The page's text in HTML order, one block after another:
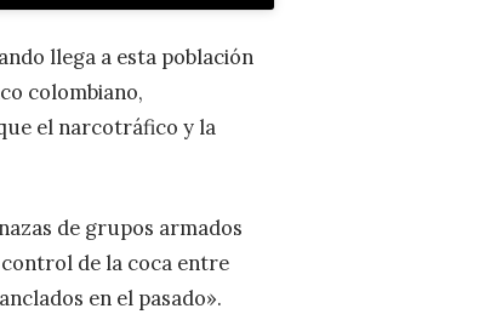
llega a esta población
colombiano,
el narcotráfico y la
de grupos armados
de la coca entre
en el pasado».